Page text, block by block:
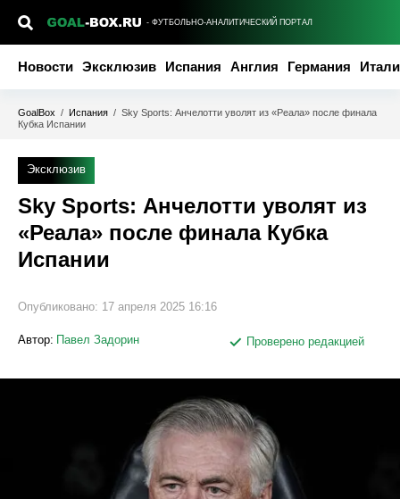
- ФУТБОЛЬНО-АНАЛИТИЧЕСКИЙ ПОРТАЛ
Новости Эксклюзив Испания Англия Германия
GoalBox / Испания / Sky Sports: Анчелотти уволят из «Реала» после финала
Кубка Испании
Эксклюзив
Sky Sports: Анчелотти уволят из
«Реала» после финала Кубка
Испании
Опубликовано: 17 апреля 2025 16:16
Автор: Павел Задорин Проверено редакцией